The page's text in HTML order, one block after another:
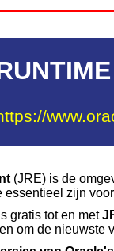
(JRE) is de
essentieel zijn
gratis tot en met
om de nieuwste